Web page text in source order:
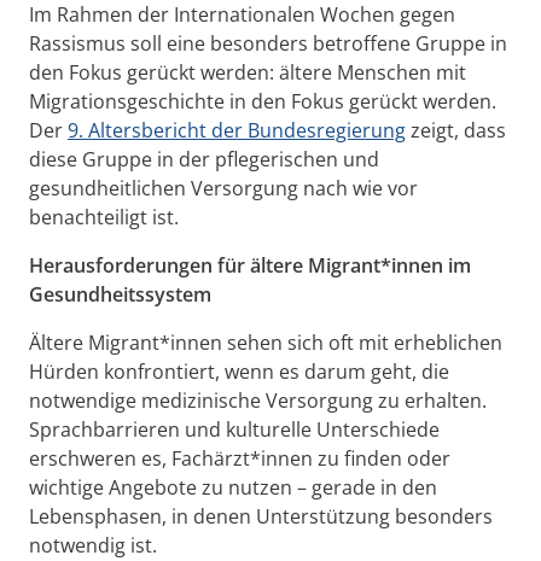
Im Rahmen der Internationalen Wochen gegen
Rassismus soll eine besonders betroffene Gruppe in
den Fokus gerückt werden: ältere Menschen mit
Migrationsgeschichte in den Fokus gerückt werden.
Der9. Altersbericht der Bundesregierungzeigt, dass
diese Gruppe in der pflegerischen und
gesundheitlichen Versorgung nach wie vor
benachteiligt ist.
Herausforderungen für ältere Migrant*innen im
Gesundheitssystem
Ältere Migrant*innen sehen sich oft mit erheblichen
Hürden konfrontiert, wenn es darum geht, die
notwendige medizinische Versorgung zu erhalten.
Sprachbarrieren und kulturelle Unterschiede
erschweren es, Fachärzt*innen zu finden oder
wichtige Angebote zu nutzen – gerade in den
Lebensphasen, in denen Unterstützung besonders
notwendig ist.